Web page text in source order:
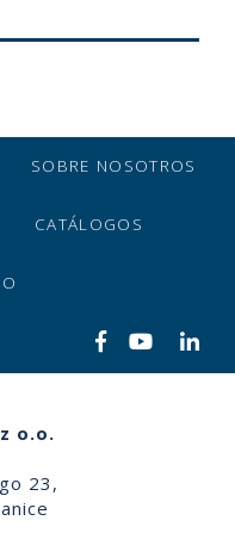
SOBRE NOSOTROS
CATÁLOGOS
o.o.
23,